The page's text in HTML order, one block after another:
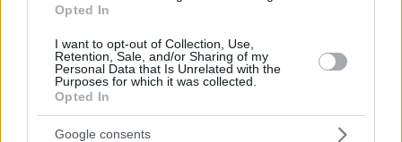
Opted In
I want to opt-out of Collection, Use,
Retention, Sale, and/or Sharing of my
Personal Data that Is Unrelated with the
Purposes for which it was collected.
Opted In
Google consents